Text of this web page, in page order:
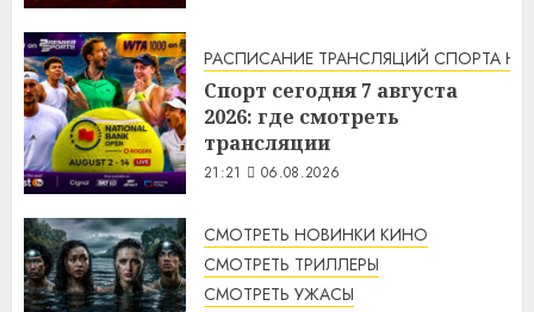
РАСПИСАНИЕ ТРАНСЛЯЦИЙ СПОРТА НА
Спорт сегодня 7 августа
2026: где смотреть
трансляции
21:21 06.08.2026
СМОТРЕТЬ НОВИНКИ КИНО
СМОТРЕТЬ ТРИЛЛЕРЫ
СМОТРЕТЬ УЖАСЫ